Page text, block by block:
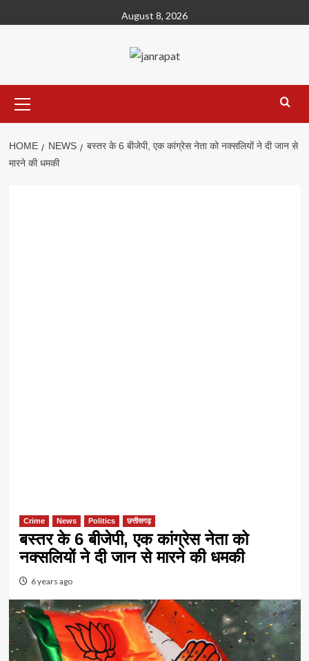
to
August 8, 2026
Menu
HOME NEWS
बस्तर के 6 बीजेपी, एक कांग्रेस नेता को नक्सलियों ने दी जान से
मारने की धमकी
Crime News Politics छत्तीसगढ़
बस्तर के 6 बीजेपी, एक कांग्रेस नेता को
नक्सलियों ने दी जान से मारने की धमकी
6 years ago